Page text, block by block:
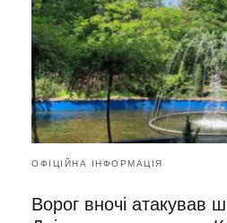
ОФІЦІЙНА ІНФОРМАЦІЯ
Ворог вночі атакував